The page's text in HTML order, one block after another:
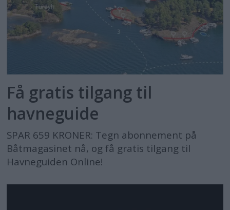
Få gratis tilgang til
havneguide
SPAR 659 KRONER: Tegn abonnement på
Båtmagasinet nå, og få gratis tilgang til
Havneguiden Online!